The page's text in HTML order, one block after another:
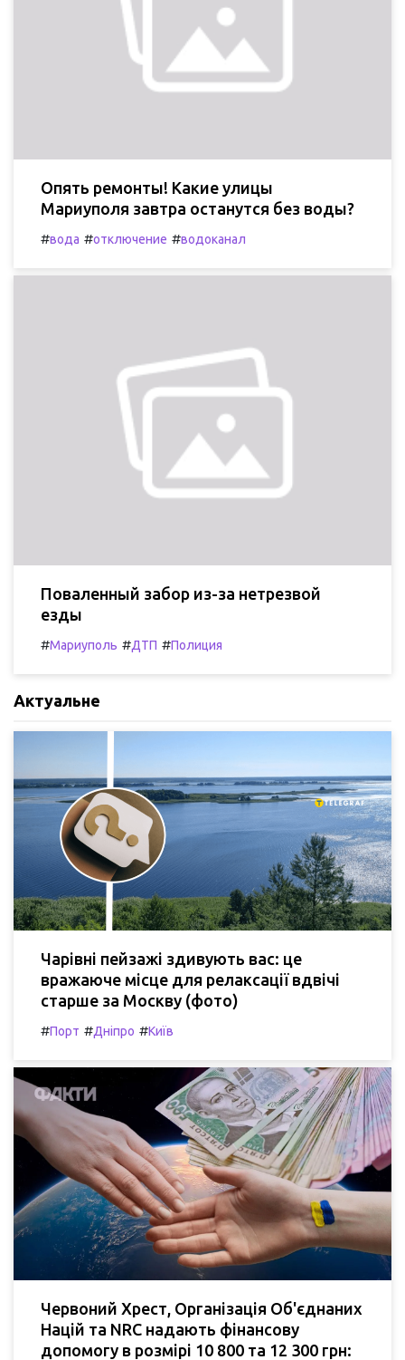
Опять ремонты! Какие улицы
Мариуполя завтра останутся без воды?
#вода #отключение #водоканал
Поваленный забор из-за нетрезвой
езды
#Мариуполь #ДТП #Полиция
Актуальне
Чарівні пейзажі здивують вас: це
вражаюче місце для релаксації вдвічі
старше за Москву (фото)
#Порт #Дніпро #Київ
Червоний Хрест, Організація Об'єднаних
Націй та NRC надають фінансову
допомогу в розмірі 10 800 та 12 300 грн: